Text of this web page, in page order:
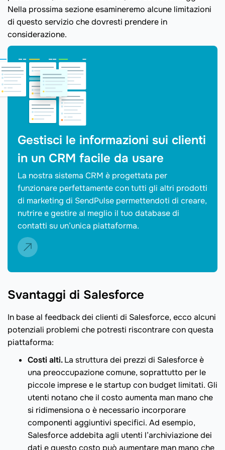
Nella prossima sezione esamineremo alcune limitazioni
di questo servizio che dovresti prendere in
considerazione.
Gestisci le informazioni sui clienti
in un CRM facile da usare
La nostra sistema CRM è progettata per
funzionare perfettamente con tutti gli altri prodotti
di marketing di SendPulse permettendoti di creare,
nutrire e gestire al meglio il tuo database di
contatti su un’unica piattaforma.
Svantaggi di Salesforce
In base al feedback dei clienti di Salesforce, ecco alcuni
potenziali problemi che potresti riscontrare con questa
piattaforma:
Costi alti.La struttura dei prezzi di Salesforce è
una preoccupazione comune, soprattutto per le
piccole imprese e le startup con budget limitati. Gli
utenti notano che il costo aumenta man mano che
si ridimensiona o è necessario incorporare
componenti aggiuntivi specifici. Ad esempio,
Salesforce addebita agli utenti l’archiviazione dei
dati e questo costo può aumentare man mano che